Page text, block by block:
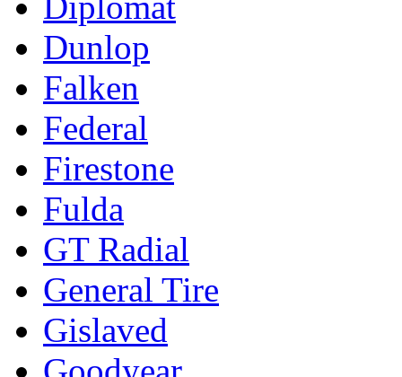
Dunlop
Falken
Federal
Firestone
Fulda
GT Radial
General Tire
Gislaved